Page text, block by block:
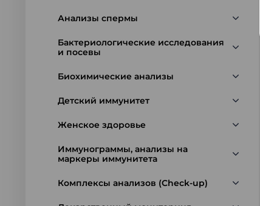
Анализы спермы
Бактериологические исследования
и посевы
Биохимические анализы
Детский иммунитет
Женское здоровье
Иммунограммы, анализы на
маркеры иммунитета
Комплексы анализов (Check-up)